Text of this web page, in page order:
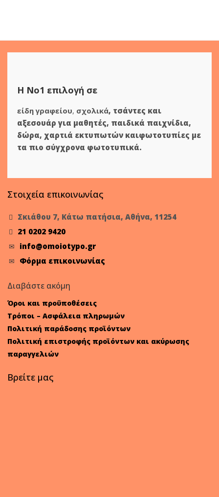
Η Νο1 επιλογή σε
είδη γραφείου, σχολικά, τσάντες και
αξεσουάρ για μαθητές, παιδικά παιχνίδια,
δώρα, χαρτιά εκτυπωτών καιφωτοτυπίες με
τα πιο σύγχρονα φωτοτυπικά.
Στοιχεία επικοινωνίας
Σκιάθου 7, Κάτω πατήσια, Αθήνα, 11254
21 0202 9420
info@omoiotypo.gr
Φόρμα επικοινωνίας
Διαβάστε ακόμη
Όροι και προϋποθέσεις
Τρόποι – Ασφάλεια πληρωμών
Πολιτική παράδοσης προϊόντων
Πολιτική επιστροφής προϊόντων και ακύρωσης
παραγγελιών
Βρείτε μας